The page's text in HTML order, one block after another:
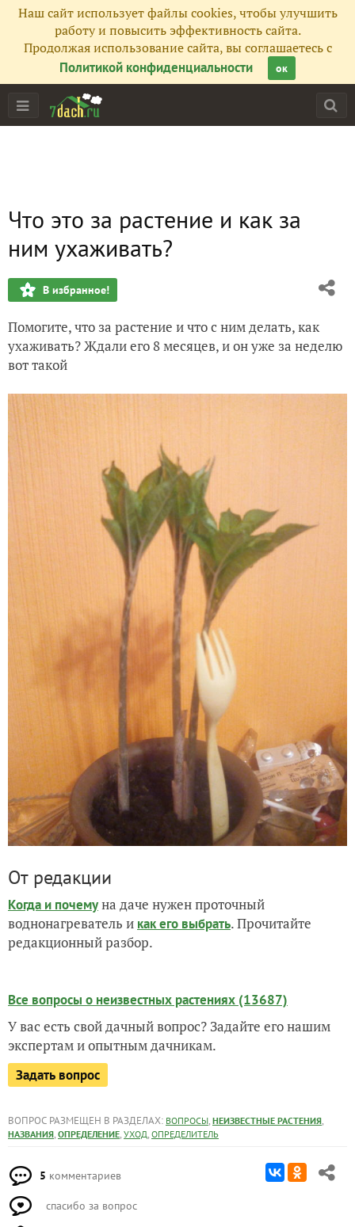
Наш сайт использует файлы cookies, чтобы улучшить
работу и повысить эффективность сайта.
Продолжая использование сайта, вы соглашаетесь с
Политикой конфиденциальности
ок
Что это за растение и как за
ним ухаживать?
В избранное!
Помогите, что за растение и что с ним делать, как
ухаживать? Ждали его 8 месяцев, и он уже за неделю
вот такой
От редакции
Когда и почемуна даче нужен проточный
воднонагреватель и как его выбрать. Прочитайте
редакционный разбор.
Все вопросы о неизвестных растениях (13687)
У вас есть свой дачный вопрос? Задайте его нашим
экспертам и опытным дачникам.
Задать вопрос
ВОПРОС РАЗМЕЩЕН В РАЗДЕЛАХ: ВОПРОСЫ, НЕИЗВЕСТНЫЕ РАСТЕНИЯ,
НАЗВАНИЯ, ОПРЕДЕЛЕНИЕ, УХОД, ОПРЕДЕЛИТЕЛЬ
5 комментариев
спасибо за вопрос